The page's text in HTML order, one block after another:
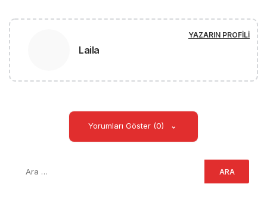
Laila
YAZARIN PROFILI
Yorumları Göster (0)